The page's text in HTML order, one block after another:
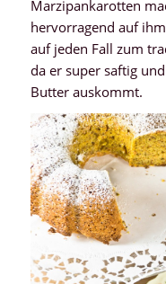
Marzipankarotten
hervorragend auf
auf jeden Fall zum
da er super saftig
Butter auskommt.